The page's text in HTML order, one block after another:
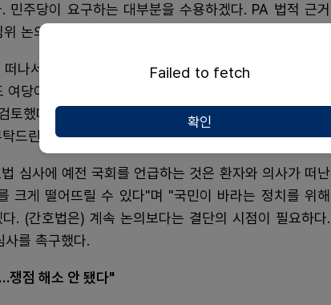
주당이 요구하는 대부분을 수용하겠다. PA 법적 근거
논의되길 바란다"고 강조했다.
나서 전향적 태도가 필요하다. 의료현장 어려움 타개를
당이 들어와서 임했다"면서 "PA 조항을 비롯해 간호사
했다. 전향적으로 접근한다면 대승적으로 충분히 신속
드린다"고 피력했다.
심사에 예전 국회를 언급하는 것은 환자와 의사가 떠난
크게 떨어뜨릴 수 있다"며 "국민이 바라는 정치를 위해
. (간호법은) 계속 논의보다는 결단의 시점이 필요하다.
를 촉구했다.
쟁점 해소 안 됐다"
Failed to fetch
확인